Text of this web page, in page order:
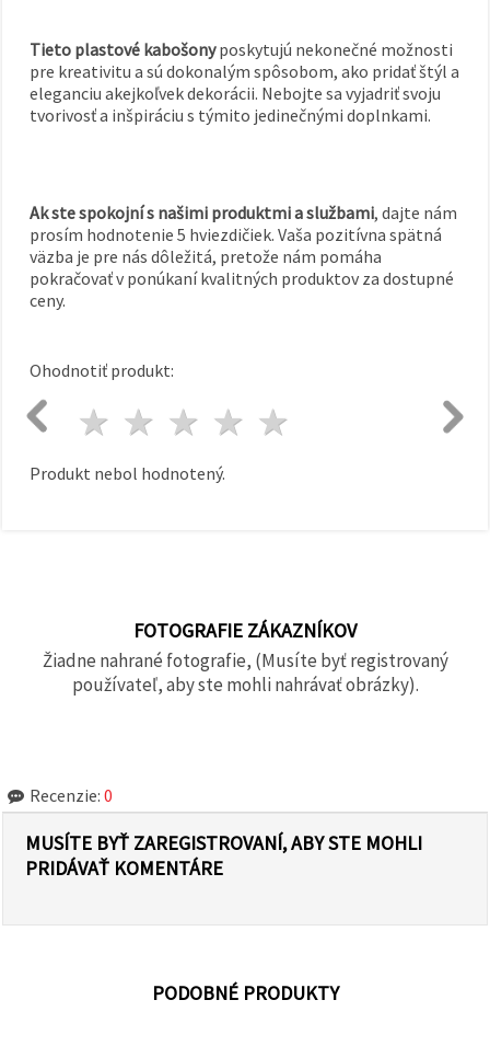
Tieto plastové kabošonyposkytujú nekonečné možnosti
pre kreativitu a sú dokonalým spôsobom, ako pridať štýl a
eleganciu akejkoľvek dekorácii. Nebojte sa vyjadriť svoju
tvorivosť a inšpiráciu s týmito jedinečnými doplnkami.
Ak ste spokojní s našimi produktmi a službami, dajte nám
prosím hodnotenie 5 hviezdičiek. Vaša pozitívna spätná
väzba je pre nás dôležitá, pretože nám pomáha
pokračovať v ponúkaní kvalitných produktov za dostupné
ceny.
Ohodnotiť produkt:
4 hviezdy
3 hviezdy
2 hviezdy
1 hviezda
Produkt nebol hodnotený.
FOTOGRAFIE ZÁKAZNÍKOV
Žiadne nahrané fotografie, (Musíte byť registrovaný
používateľ, aby ste mohli nahrávať obrázky).
Recenzie: 0
MUSÍTE BYŤ ZAREGISTROVANÍ, ABY STE MOHLI
PRIDÁVAŤ KOMENTÁRE
PODOBNÉ PRODUKTY